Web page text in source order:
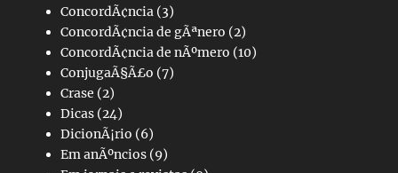
ConcordÃ¢ncia (3)
ConcordÃ¢ncia de gÃªnero (2)
ConcordÃ¢ncia de nÃºmero (10)
ConjugaÃ§Ã£o (7)
Crase (2)
Dicas (24)
DicionÃ¡rio (6)
Em anÃºncios (9)